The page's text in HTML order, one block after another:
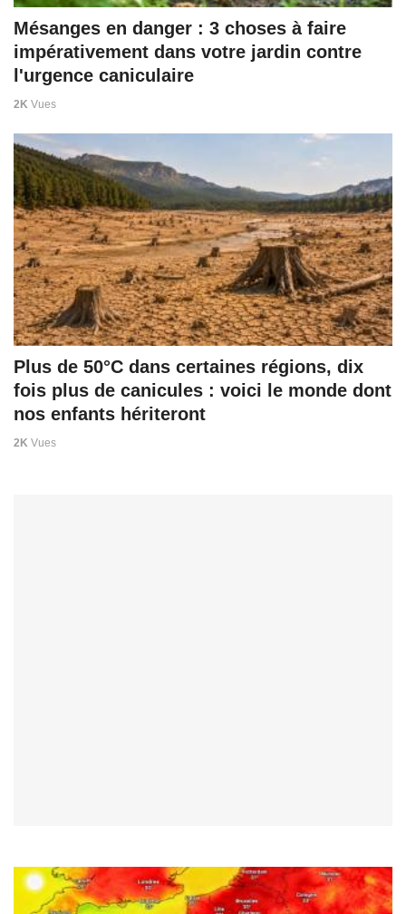
Mésanges en danger : 3 choses à faire
impérativement dans votre jardin contre
l'urgence caniculaire
2K Vues
Plus de 50°C dans certaines régions, dix
fois plus de canicules : voici le monde dont
nos enfants hériteront
2K Vues